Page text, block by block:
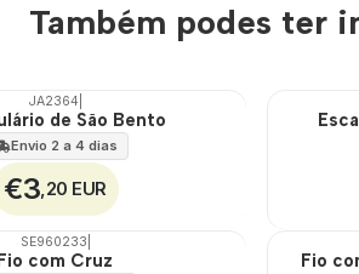
Também podes ter
JA2364
de São Bento
Envio 2 a 4 dias
€3 ,20 EUR
SE960233
Fio com Cruz DESCONTO
Fio